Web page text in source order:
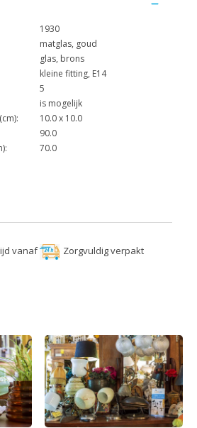
1930
matglas, goud
glas, brons
kleine fitting, E14
5
is mogelijk
10.0 x 10.0
90.0
70.0
vanaf
Zorgvuldig verpakt